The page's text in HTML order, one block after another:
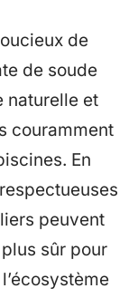
de
de soude
naturelle et
couramment
En
peuvent
sûr pour